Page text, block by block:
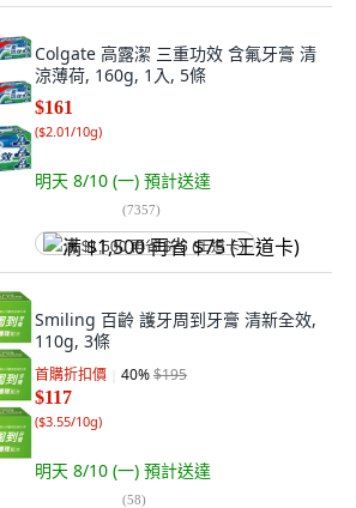
Colgate 高露潔 三重功效 含氟牙膏 清
涼薄荷, 160g, 1入, 5條
$161
($2.01/10g)
明天 8/10 (一) 預計送達
(7357)
满 $1,500 再省 $75 (王道卡)
Smiling 百齡 護牙周到牙膏 清新全效,
110g, 3條
首購折扣價 40%$195
$117
($3.55/10g)
明天 8/10 (一) 預計送達
(58)